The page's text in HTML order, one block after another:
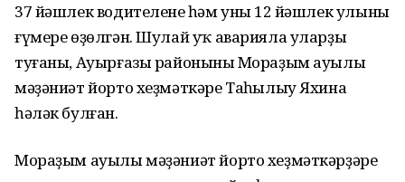
37 йәшлек водителенең һәм уның 12 йәшлек улының
ғүмере өҙөлгән. Шулай уҡ аварияла уларҙың
туғаны, Ауырғазы районының Мораҙым ауылы
мәҙәниәт йорто хеҙмәткәре Таңһылыу Яхина
һәләк булған.
Мораҙым ауылы мәҙәниәт йорто хеҙмәткәрҙәре